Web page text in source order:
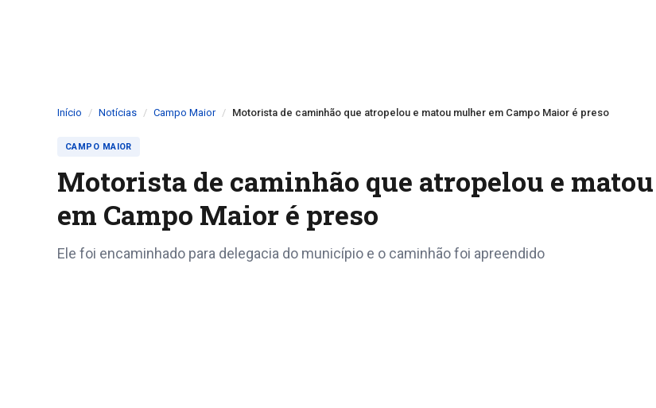
Início Notícias Campo Maior Motorista de caminhão que atropelou e matou mulher em Campo Maior é preso
CAMPO MAIOR
Motorista de caminhão que atropelou e
em Campo Maior é preso
Ele foi encaminhado para delegacia do município e o caminhão foi apreendido